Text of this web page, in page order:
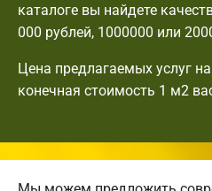
каталоге вы найдете
000 рублей, 1000000 или
Цена предлагаемых услуг
конечная стоимость 1 м2